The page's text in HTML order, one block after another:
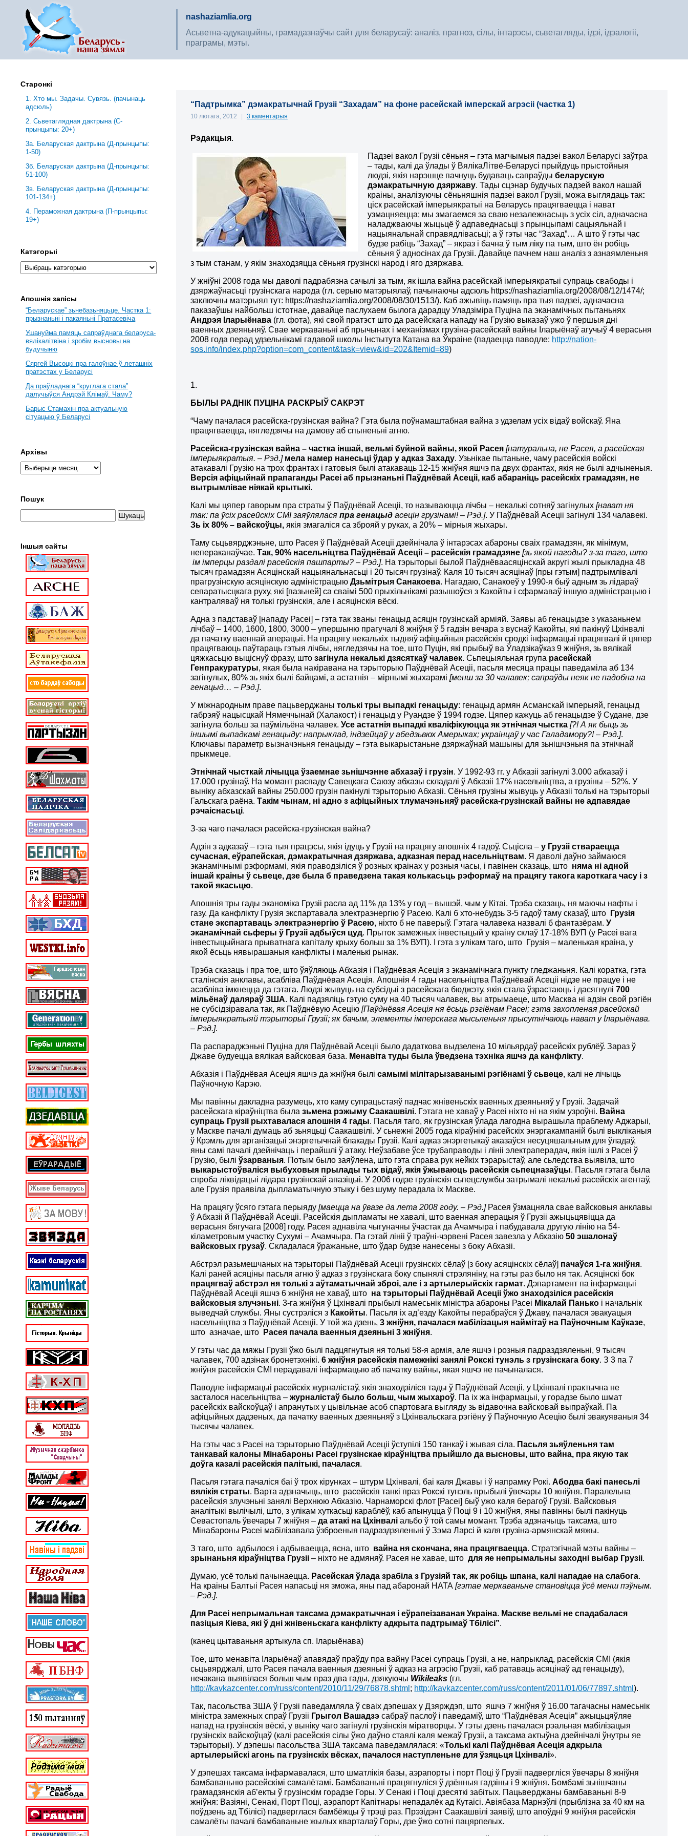
nashaziamlia.org
Асьветна-адукацыйны, грамадазнаўчы сайт для беларусаў: аналіз, прагноз, сілы, інтарэсы, сьветагляды, ідэі, ідэалогіі,
праграмы, мэты.
“Падтрымка” дэмакратычнай Грузіі “Захадам” на фоне расейскай імперскай агрэсіі (частка 1)
10 лютага, 2012 | 3 каментарыя
Рэдакцыя.
Падзеі вакол Грузіі сёньня – гэта магчымыя падзеі вакол Беларусі заўтра
– тады, калі да ўлады ў ВялікаЛітве́-Беларусі прыйдуць прыстойныя
людзі, якія нарэшце пачнуць будаваць сапраўдыбеларускую
дэмакратычную дзяржаву. Тады сцэнар будучых падзей вакол нашай
краіны, аналізуючы сёньняшнія падзеі вакол Грузіі, можа выглядаць так:
ціск расейскай імперыякратыі на Беларусь працягваецца і нават
узмацняецца; мы змагаемся за сваю незалежнасьць з усіх сіл, адначасна
наладжваючы жыцьцё ў адпаведнасьці з прынцыпамі сацыяльнай і
нацыянальнай справядлівасьці; а ў гэты час “Захад”… А што ў гэты час
будзе рабіць “Захад” – якраз і бачна ў тым ліку па тым, што ён робіць
сёньня ў адносінах да Грузіі. Давайце пачнем наш аналіз з азнаямленьня
з тым станам, у якім знаходзяцца сёньня грузінскі народ і яго дзяржава.
У жніўні 2008 года мы даволі падрабязна сачылі за тым, як ішла вайна расейскай імперыякратыі супраць свабоды і
дзяржаўнасьці грузінскага народа (гл. серыю матэрыялаў, пачынаючы адсюль https://nashaziamlia.org/2008/08/12/1474/;
заключны матэрыял тут: https://nashaziamlia.org/2008/08/30/1513/). Каб ажывіць памяць пра тыя падзеі, адначасна
паказаўшы найбольш істотнае, давайце паслухаем былога дарадцу Уладзіміра Пуціна па эканамічных пытаньнях
Андрэя Іларыёнава (гл. фота), які свой пратэст што да расейскага нападу на Грузію выказаў ужо ў першыя дні
ваенных дзеяньняў. Свае меркаваньні аб прычынах і механізмах грузіна-расейскай вайны Іларыёнаў агучыў 4 верасьня
2008 года перад удзельнікамі гадавой школы Інстытута Катана ва Ўкраіне (падаецца паводле: http://nation-
sos.info/index.php?option=com_content&task=view&id=202&Itemid=89)
1.
БЫЛЫ РАДНІК ПУЦІНА РАСКРЫЎ САКРЭТ
“Чаму пачалася расейска-грузінская вайна? Гэта была поўнамаштабная вайна з удзелам усіх відаў войскаў. Яна
працягваецца, нягледзячы на ​​дамову аб спыненьні агню.
Расейска-грузінская вайна – частка іншай, вельмі буйной вайны, якой Расея[натуральна, не Расея, а расейская
імперыякратыя. – Рэд.] мела намер нанесьці ўдар у адказ Захаду. Узьнікае пытаньне, чаму расейскія войскі
атакавалі Грузію на трох франтах і гатовыя былі атакаваць 12-15 жніўня яшчэ па двух франтах, якія не былі адчыненыя.
Версія афіцыйнай прапаганды Расеі аб прызнаньні Паўднёвай Асеціі, каб абараніць расейскіх грамадзян, не
вытрымлівае ніякай крытыкі.
Калі мы цяпер гаворым пра страты ў Паўднёвай Асеціі, то называюцца лічбы – некалькі сотняў загінулых[нават ня
так: па ўсіх расейскіх СМІ заяўляласяпра генацыдасецін грузінамі! – Рэд.]. У Паўднёвай Асеціі загінулі 134 чалавекі.
Зь іх 80% – вайскоўцы, якія змагаліся са зброяй у руках, а 20% – мірныя жыхары.
Таму сьцьвярджэньне, што Расея ў Паўднёвай Асеціі дзейнічала ў інтарэсах абароны сваіх грамадзян, як мінімум,
непераканаўчае.Так, 90% насельніцтва Паўднёвай Асеціі – расейскія грамадзяне [зь якой нагоды? з-за таго, што
ім імперцы раздалі расейскія пашпарты? – Рэд.]. На тэрыторыі былой Паўднёваасяцінскай акругі жылі прыкладна 48
тысяч грамадзян Асяцінскай нацыянальнасьці і 20 тысяч грузінаў. Каля 10 тысяч асяцінаў [пры гэтым] падтрымлівалі
прагрузінскую асяцінскую адміністрацыюДзьмітрыя Санакоева. Нагадаю, Санакоеў у 1990-я быў адным зь лідараў
сепаратысцкага руху, які [пазьней] са сваімі 500 прыхільнікамі разышоўся з Какойты і сфармаваў іншую адміністрацыю і
кантраляваў ня толькі грузінскія, але і асяцінскія вёскі.
Адна з падставаў [нападу Расеі] – гэта так званы генацыд асяцін грузінскай арміяй. Заявы аб генацыдзе з указаньнем
лічбаў – 1400, 1600, 1800, 3000 – упершыню прагучалі 8 жніўня ў 5 гадзін вечара з вуснаў Какойты, які пакінуў Цхінвалі
да пачатку ваеннай аперацыі. На працягу некалькіх тыдняў афіцыйныя расейскія сродкі інфармацыі працягвалі й цяпер
працягваюць паўтараць гэтыя лічбы, нягледзячы на ​​тое, што Пуцін, які прыбыў ва Ўладзікаўказ 9 жніўня, зь вялікай
цяжкасьцю выціснуў фразу, штозагінула некалькі дзясяткаў чалавек. Сьпецыяльная група расейскай
Генпракуратуры, якая была накіравана на тэрыторыю Паўднёвай Асеціі, пасьля месяца працы паведаміла аб 134
загінулых, 80% зь якіх былі байцамі, а астатнія – мірнымі жыхарамі[менш за 30 чалавек; сапраўды неяк не падобна на
генацыд… – Рэд.].
У міжнародным праве пацьверджанытолькі тры выпадкі генацыду: генацыд армян Асманскай імперыяй, генацыд
габрэяў нацысцкай Нямеччынай (Халакост) і генацыд у Руандзе ў 1994 годзе. Цяпер кажуць аб генацыдзе ў Судане, дзе
загінула больш за паўмільёна чалавек.Усе астатнія выпадкі кваліфікуюцца як этнічная чыстка [?! А як быць зь
іншымі выпадкамі генацыду: напрыклад, індзейцаў у абедзьвюх Амерыках; украінцаў у час Галадамору?! – Рэд.].
Ключавы параметр вызначэньня генацыду – гэта выкарыстаньне дзяржаўнай машыны для зьнішчэньня па этнічнай
прыкмеце.
Этнічнай чысткай лічыцца ўзаемнае зьнішчэнне абхазаў і грузін. У 1992-93 гг. у Абхазіі загінулі 3.000 абхазаў і
17.000 грузінаў. На момант распаду Савецкага Саюзу абхазы складалі ў Абхазіі 17% насельніцтва, а грузіны – 52%. У
выніку абхазскай вайны 250.000 грузін пакінулі тэрыторыю Абхазіі. Сёньня грузіны жывуць у Абхазіі толькі на тэрыторыі
Гальскага раёна.Такім чынам, ні адно з афіцыйных тлумачэньняў расейска-грузінскай вайны не адпавядае
рэчаіснасьці.
З-за чаго пачалася расейска-грузінская вайна?
Адзін з адказаў – гэта тыя працэсы, якія ідуць у Грузіі на працягу апошніх 4 гадоў. Сьцісла –у Грузіі ствараецца
сучасная, еўрапейская, дэмакратычная дзяржава, адказная перад насельніцтвам. Я даволі даўно займаюся
эканамічнымі рэформамі, якія праводзіліся ў розных краінах у розныя часы, і павінен сказаць, што няма ні адной
іншай краіны ў сьвеце, дзе была б праведзена такая колькасьць рэформаў на працягу такога кароткага часу і з
такой якасьцю.
Апошнія тры гады эканоміка Грузіі расла ад 11% да 13% у год – вышэй, чым у Кітаі. Трэба сказаць, ня маючы нафты і
газу. Да канфлікту Грузія экспартавала электраэнергію ў Расею. Калі б хто-небудзь 3-5 гадоў таму сказаў, што
Грузія
стане экспартаваць электраэнергію ў Расею, ніхто б не паверыў. Гэтага чалавека назвалі б фантазёрам.У
эканамічнай сьферы ў Грузіі адбыўся цуд. Прыток замежных інвестыцый у краіну склаў 17-18% ВУП (у Расеі вага
інвестыцыйнага прыватнага капіталу крыху больш за 1% ВУП). І гэта з улікам таго, што Грузія – маленькая краіна, у
якой ёсьць нявырашаныя канфлікты і маленькі рынак.
Трэба сказаць і пра тое, што ўяўляюць Абхазія і Паўднёвая Асеція з эканамічнага пункту гледжаньня. Калі коратка, гэта
сталінскія анклавы, асабліва Паўднёвая Асеція. Апошнія 4 гады насельніцтва Паўднёвай Асеціі нідзе не працуе і не
асабліва імкнецца да гэтага. Людзі жывуць на субсідыі з расейскага бюджэту, якія стала ўзрастаюць і дасягнулі700
мільёнаў даляраў ЗША. Калі падзяліць гэтую суму на 40 тысяч чалавек, вы атрымаеце, што Масква ні адзін свой рэгіён
не субсідзіравала так, як Паўднёвую Асецію[Паўднёвая Асеція ня ёсьць рэгіёнам Расеі; гэта захопленая расейскай
імперыякратыяй тэрыторыі Грузіі; як бачым, элементы імперскага мысьленьня прысутнічаюць нават у Іларыёнава.
– Рэд.].
Па распараджэньні Пуціна для Паўднёвай Асеціі было дадаткова выдзелена 10 мільярдаў расейскіх рублёў. Зараз ў
Джаве будуецца вялікая вайсковая база. Менавіта туды была ўведзена тэхніка яшчэ да канфлікту.
Абхазія і Паўднёвая Асеція яшчэ да жніўня былісамымі мілітарызаванымі рэгіёнамі ў сьвеце, калі не лічыць
Паўночную Карэю.
Мы павінны дакладна разумець, хто каму супрацьстаяў падчас жнівеньскіх ваенных дзеяньняў у Грузіі. Задачай
расейскага кіраўніцтва былазьмена рэжыму Саакашвілі. Гэтага не хаваў у Расеі ніхто ні на якім узроўні. Вайна
супраць Грузіі рыхтавалася апошнія 4 гады. Пасьля таго, як грузінская ўлада лагодна вырашыла праблему Аджарыі,
у Маскве пачалі думаць аб зьняцьці Саакашвілі. У сьнежні 2005 года кіраўнікі расейскіх энэргакампаній былі выкліканыя
ў Крэмль для арганізацыі энэргетычнай блакады Грузіі. Калі адказ энэргетыкаў аказаўся несуцяшальным для ўладаў,
яны самі пачалі дзейнічаць і перайшлі ў атаку. Неўзабаве ўсе трубаправоды і лініі электраперадач, якія ішлі з Расеі ў
Грузію, быліўзарваныя. Потым было заяўлена, што гэта справа рук нейкіх тэрарыстаў, але сьледства выявіла, што
выкарыстоўваліся выбуховыя прылады тых відаў, якія ўжываюць расейскія сьпецназаўцы. Пасьля гэтага была
спроба ліквідацыі лідара грузінскай апазіцыі. У 2006 годзе грузінскія сьпецслужбы затрымалі некалькі расейскіх агентаў,
але Грузія праявіла дыпламатычную этыку і без шуму перадала іх Маскве.
На працягу ўсяго гэтага перыяду[маецца на ўвазе да лета 2008 году. – Рэд.]Расея ўзмацняла свае вайсковыя анклавы
ў Абхазіі й Паўднёвай Асеціі. Расейскія дыпламаты не хавалі, што ваенная аперацыя ў Грузіі ажыцьцявіцца да
верасьня бягучага [2008] году. Расея аднавіла чыгуначны ўчастак да Ачамчыра і пабудавала другую лінію на 54-
кіламетровым участку Сухумі – Ачамчыра. Па гэтай лініі ў траўні-чэрвені Расея завезла у Абхазію50 эшалонаў
вайсковых грузаў. Складалася ўражаньне, што ўдар будзе нанесены з боку Абхазіі.
Абстрэл разьмешчаных на тэрыторыі Паўднёвай Асеціі грузінскіх сёлаў [з боку асяцінскіх сёлаў] пачаўся 1-га жніўня.
Калі раней асяціны пасьля агню ў адказ з грузінскага боку спынялі стрэляніну, на гэты раз было ня так. Асяцінскі бок
працягваў абстрэл ня толькі з аўтаматычнай зброі, але і з артылерыйскіх гармат. Дэпартамент па інфармацыі
Паўднёвай Асеціі яшчэ 6 жніўня не хаваў, што на тэрыторыі Паўднёвай Асеціі ўжо знаходзіліся расейскія
вайсковыя злучэньні. 3-га жніўня ў Цхінвалі прыбылі намесьнік міністра абароны Расеі Мікалай Панько і начальнік
выведчай службы. Яны сустрэліся з Какойты. Пасьля іх ад’езду Какойты перабраўся ў Джаву, пачалася эвакуацыя
насельніцтва з Паўднёвай Асеціі. У той жа дзень,3 жніўня, пачалася мабілізацыя наймітаў на Паўночным Каўказе,
што азначае, што
Расея пачала ваенныя дзеяньні 3 жніўня.
У гэты час да мяжы Грузіі ўжо былі падцягнутыя ня толькі 58-я армія, але яшчэ і розныя падраздзяленьні, 9 тысяч
чалавек, 700 адзінак бронетэхнікі.6 жніўня расейскія памежнікі занялі Рокскі тунэль з грузінскага боку. З 3 па 7
жніўня расейскія СМІ перадавалі інфармацыю аб пачатку вайны, якая яшчэ не пачыналася.
Паводле інфармацыі расейскіх журналістаў, якія знаходзіліся тады ў Паўднёвай Асеціі, у Цхінвалі практычна не
засталося насельніцтва –журналістаў было больш, чым жыхароў. Па іх жа інфармацыі, у горадзе было шмат
расейскіх вайскоўцаў і апранутых у цывільнае асоб спартовага выгляду зь відавочна вайсковай выпраўкай. Па
афіцыйных дадзеных, да пачатку ваенных дзеяньняў з Цхінвальскага рэгіёну ў Паўночную Асецію былі эвакуяваныя 34
тысячы чалавек.
На гэты час з Расеі на тэрыторыю Паўднёвай Асеціі ўступілі 150 танкаў і жывая сіла. Пасьля зьяўленьня там
танкавай калоны Мінабароны Расеі грузінскае кіраўніцтва прыйшло да высновы, што вайна, пра якую так
доўга казалі расейскія палітыкі, пачалася.
Пасьля гэтага пачаліся баі ў трох кірунках – штурм Цхінвалі, баі каля Джавы і ў напрамку Рокі.Абодва бакі панесьлі
вялікія страты. Варта адзначыць, што расейскія танкі праз Рокскі тунэль прыбылі ўвечары 10 жніўня. Паралельна
расейскія злучэньні занялі Верхнюю Абхазію. Чарнаморскі флот [Расеі] быў ужо каля берагоў Грузіі. Вайсковыя
аналітыкі вылічылі, што, з улікам хуткасьці караблёў, каб апынуцца ў Поці 9 і 10 жніўня, яны павінны былі пакінуць
Севастопаль ўвечары 7 жніўня –да атакі на Цхінвалі альбо ў той самы момант. Трэба адзначыць таксама, што
Мінабароны Расеі мабілізавала ўзброеныя падраздзяленьні ў Зэма Ларсі й каля грузіна-армянскай мяжы.
З таго, што адбылося і адбываецца, ясна, што вайна ня скончана, яна працягваецца. Стратэгічнай мэты вайны –
зрынаньня кіраўніцтва Грузіі – ніхто не адмяняў. Расея не хавае, штодля яе непрымальны заходні выбар Грузіі.
Думаю, усё толькі пачынаецца. Расейская ўлада зрабіла з Грузіяй так, як робіць шпана, калі нападае на слабога.
На краіны Балтыі Расея напасьці ня зможа, яны пад абаронай НАТА[гэтае меркаваньне становіцца ўсё менш пэўным.
– Рэд.].
Для Расеі непрымальная таксама дэмакратычная і еўрапеізаваная Украіна. Маскве вельмі не спадабалася
пазіцыя Кіева, які ў дні жнівеньскага канфлікту адкрыта падтрымаў Тбілісі”.
(канец цытаваньня артыкула сп. Іларыёнава)
Тое, што менавіта Іларыёнаў апавядаў праўду пра вайну Расеі супраць Грузіі, а не, напрыклад, расейскія СМІ (якія
сьцьвярджалі, што Расея пачала ваенныя дзеяньні ў адказ на агрэсію Грузіі, каб ратаваць асяцінаў ад генацыду),
нечакана выявілася больш чым праз два гады, дзякуючы Wikileaks (гл.
http://kavkazcenter.com/russ/content/2010/11/29/76878.shtml ; http://kavkazcenter.com/russ/content/2011/01/06/77897.shtml).
Так, пасольства ЗША ў Грузіі паведамляла ў сваіх дэпешах у Дзярждэп, што яшчэ 7 жніўня ў 16.00 тагачасны намесьнік
міністра замежных спраў Грузіі Грыгол Вашадзэ сабраў паслоў і паведаміў, што “Паўднёвая Асеція” ажыцьцяўляе
напад на грузінскія вёскі, у выніку чаго загінулі грузінскія міратворцы. У гэты дзень пачалася рэальная мабілізацыя
грузінскіх вайскоўцаў (калі расейскія сілы ўжо даўно стаялі каля межаў Грузіі, а таксама актыўна дзейнічалі ўнутры яе
тэрыторыі). У дэпешы пасольства ЗША таксама паведамлялася: «Толькі калі Паўднёвая Асеція адкрыла
артылерыйскі агонь па грузінскіх вёсках, пачалося наступленьне для ўзяцьця Цхінвалі».
У дэпешах таксама інфармавалася, што шматлікія базы, аэрапорты і порт Поці ў Грузіі падвергліся ўвечары 8 жніўня
бамбаваньню расейскімі самалётамі. Бамбаваньні працягнуліся ў дзённыя гадзіны і 9 жніўня. Бомбамі зьнішчаны
грамадзянскія аб’екты ў грузінскім горадзе Горы. У Сенакі і Поці дзесяткі забітых. Пацьверджаны бамбаваньні 8-9
жніўня: Вазіяні, Сенакі, Порт Поці, аэрапорт Капітнары непадалёк ад Кутаісі. Авіябаза Марнэўлі (прыблізна за 40 км на
поўдзень ад Тбілісі) падверглася бамбёжцы ў трэці раз. Прэзідэнт Саакашвілі заявіў, што апоўдні 9 жніўня расейскія
самалёты пачалі бамбаваньне жылых кварталаў Горы, дзе ўжо сотні пацярпелых.
Старонкі
1. Хто мы. Задачы. Сувязь. (пачынаць
адсюль)
2. Сьветаглядная дактрына (С-
прынцыпы: 20+)
3a. Беларуская дактрына (Д-прынцыпы:
1-50)
3б. Беларуская дактрына (Д-прынцыпы:
51-100)
3в. Беларуская дактрына (Д-прынцыпы:
101-134+)
4. Пераможная дактрына (П-прынцыпы:
19+)
Катэгорыі
Апошнія запісы
“Беларускае” зьнебазьняцьце. Частка 1:
прызнаньні і пакаяньні Пратасевіча
Ушануйма памяць сапраўднага беларуса-
вялікалітвіна і зробім высновы на
будучыню
Сяргей Высоцкі пра галоўнае ў леташніх
пратэстах у Беларусі
Да праўладнага “круглага стала”
далучыўся Андрэй Клімаў. Чаму?
Барыс Стамахін пра актуальную
сітуацыю ў Беларусі
Архівы
Пошук
Іншыя сайты